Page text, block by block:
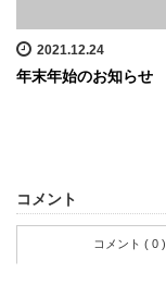
2021.12.24
年末年始のお知らせ
コメント
コメント ( 0 )